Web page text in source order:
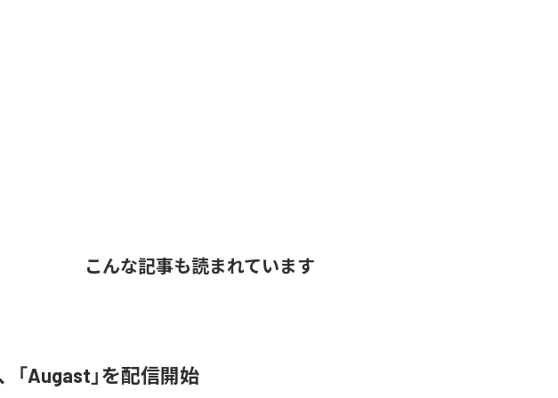
こんな記事も読まれています
「Augast」を配信開始